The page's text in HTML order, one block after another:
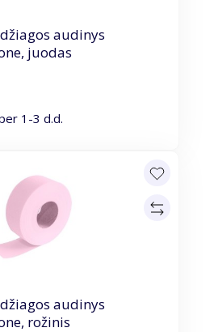
audinys
juodas
1-3 d.d.
audinys
rožinis